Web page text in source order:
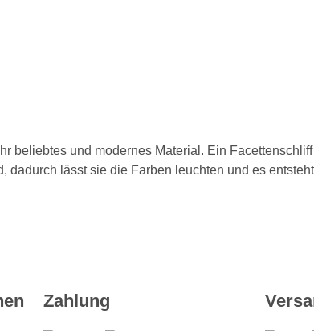
beliebtes und modernes Material. Ein
lässt sie die Farben leuchten und es
Zahlung